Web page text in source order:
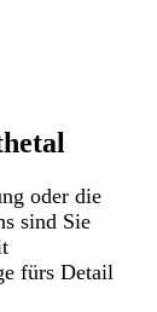
oder die
sind Sie
fürs Detail